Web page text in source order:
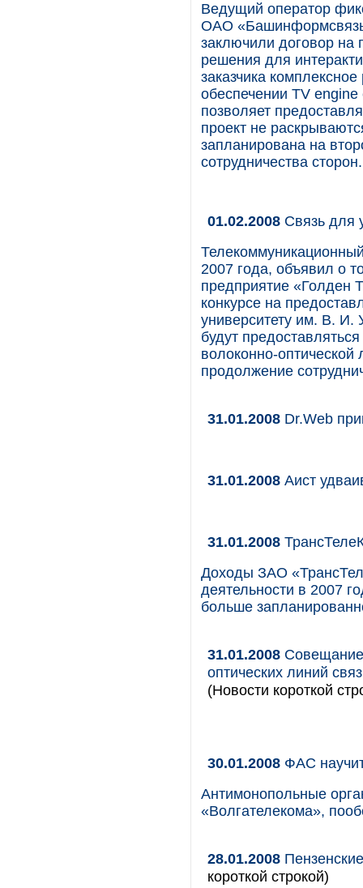
Ведущий оператор
ОАО
заключили договор на
решения для
заказчика
обеспечении TV engine
позволяет
проект не
запланирована на
сотрудничества сторон.
01.02.2008 Связь для
2007 года, объявил о
предприятие «Голден
конкурсе на
университету им. В. И.
будут
волоконно-оптической
продолжение
31.01.2008 Dr.Web
31.01.2008 Аист
31.01.2008
Доходы ЗАО
деятельности в 2007
больше
31.01.2008 Совещание
оптических линий
(Новости короткой
30.01.2008 ФАС
Антимонопольные
«Волгателекома»,
28.01.2008
короткой строкой)